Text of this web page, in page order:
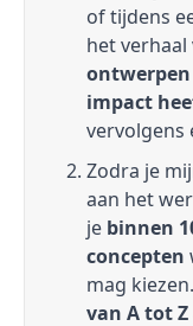
of tijdens
het
ontwerpen
impact
vervolgens
Zodra je
aan het
je binnen
concepten
mag kiezen.
van A tot